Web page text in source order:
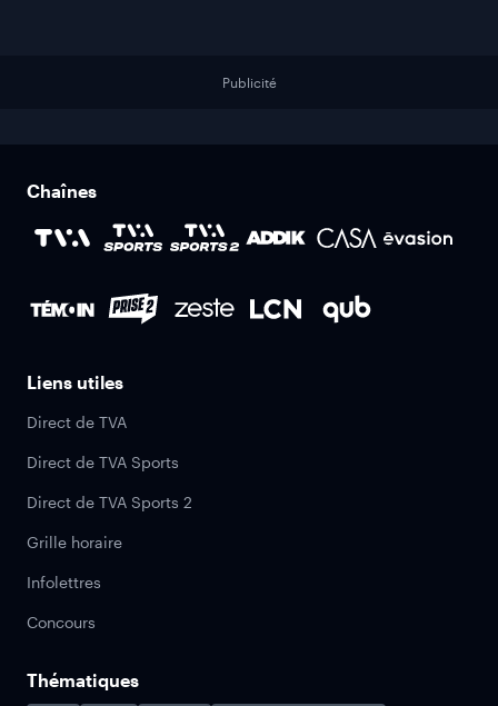
Publicité
Chaînes
Liens utiles
Direct de TVA
Direct de TVA Sports
Direct de TVA Sports 2
Grille horaire
Infolettres
Concours
Thématiques